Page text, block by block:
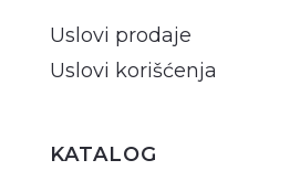
Uslovi prodaje
Uslovi korišćenja
KATALOG